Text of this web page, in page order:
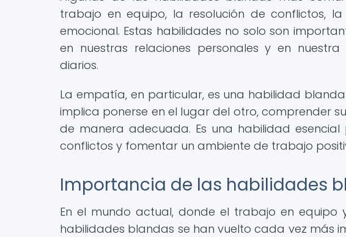
trabajo en equipo, la resolución de conflictos,
emocional. Estas habilidades no solo son
en nuestras relaciones personales y en
diarios.
La empatía, en particular, es una habilidad
implica ponerse en el lugar del otro, comprender
de manera adecuada. Es una habilidad esencial
conflictos y fomentar un ambiente de trabajo
Importancia de las habilidades
En el mundo actual, donde el trabajo en equipo
habilidades blandas se han vuelto cada vez más